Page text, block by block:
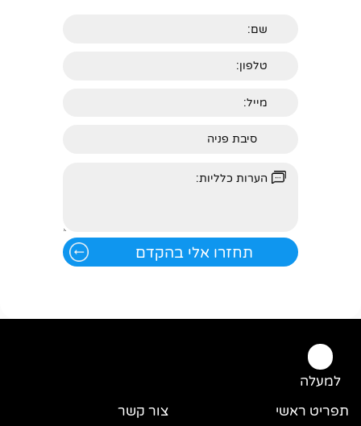
למעלה
תפריט ראשי
צור קשר